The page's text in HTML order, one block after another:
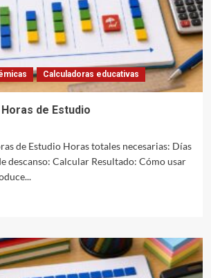
Calculadoras educativas
de Estudio
de Estudio Horas totales necesarias: Días
descanso: Calcular Resultado: Cómo usar